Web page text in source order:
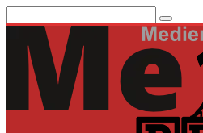
Inhalt
springen